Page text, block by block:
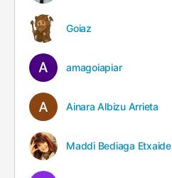
Goiaz
amagoiapiar
Ainara Albizu Arrieta
Maddi Bediaga Etxaide